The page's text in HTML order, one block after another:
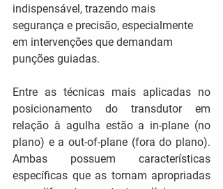
indispensável, trazendo mais
segurança e precisão, especialmente
em intervenções que demandam
punções guiadas.
Entre as técnicas mais aplicadas no
posicionamento do transdutor em
relação à agulha estão a in-plane (no
plano) e a out-of-plane (fora do plano).
Ambas possuem características
específicas que as tornam apropriadas